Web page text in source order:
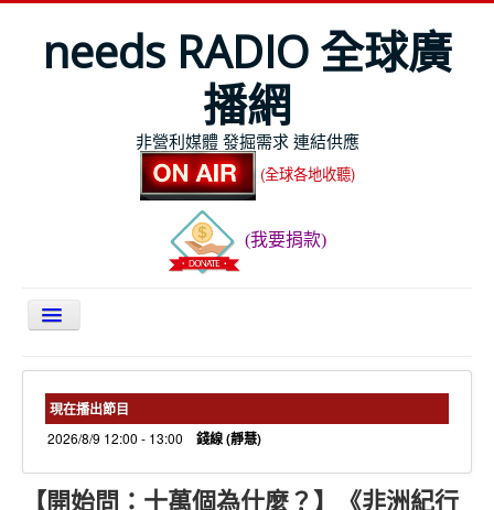
needs RADIO 全球廣
播網
非營利媒體 發掘需求 連結供應
(全球各地收聽)
(我要捐款)
關於NEEDS
今日最新
節目表
全球Live收聽
現在播出節目
2026/8/9 12:00 - 13:00 錢線 (靜慧)
【開始問：十萬個為什麼？】《非洲紀行